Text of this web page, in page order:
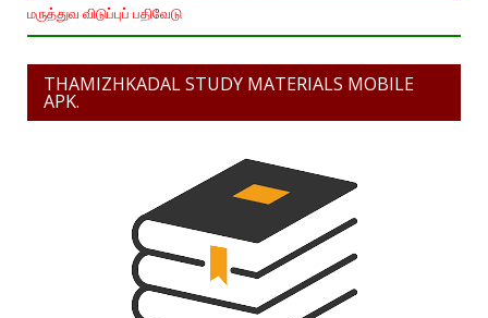
மருத்துவ விடுப்புப் பதிவேடு
THAMIZHKADAL STUDY MATERIALS MOBILE
APK.